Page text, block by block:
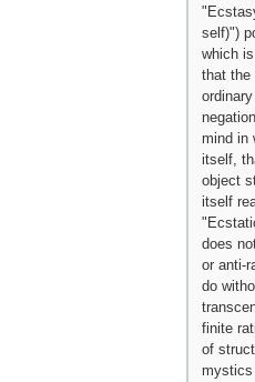
self)")
which
that the
mind in
itself,
object
itself
does
or anti-
do
finite
of
mystics